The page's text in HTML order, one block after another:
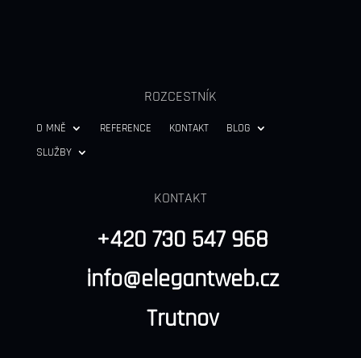
ROZCESTNÍK
O MNĚ REFERENCE KONTAKT
BLOG
SLUŽBY
KONTAKT
+420 730 547 968
info@elegantweb.cz
Trutnov